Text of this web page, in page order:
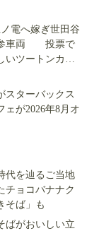
電へ嫁ぎ世田谷
参車両 投票で
ツートンカラ
スターバックス
が2026年8月オ
代を辿るご当地
チョコバナナク
そば」も
ばがおいしい立